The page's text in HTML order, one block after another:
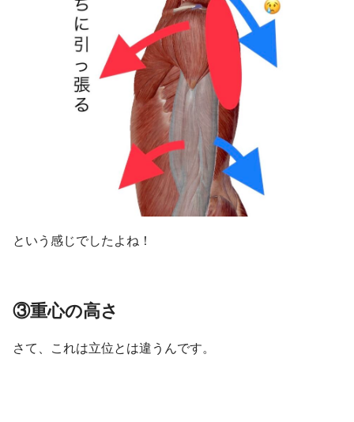
という感じでしたよね！
③重心の高さ
さて、これは立位とは違うんです。